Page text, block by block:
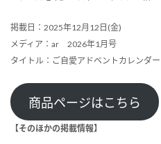
掲載日：2025年12月12日(金)
メディア：ar 2026年1月号
タイトル：ご自愛アドベントカレンダー
商品ページはこちら
【そのほかの掲載情報】